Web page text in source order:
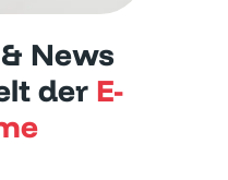
News
derE-